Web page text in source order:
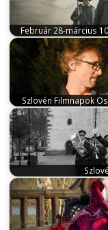
Február 28-március
február 12, 2024 A
idén február 28. és
Szlovén Filmnapok
szeptember 18, 2024
magyar közönség
szeptember 26, 2023
magyar közönség